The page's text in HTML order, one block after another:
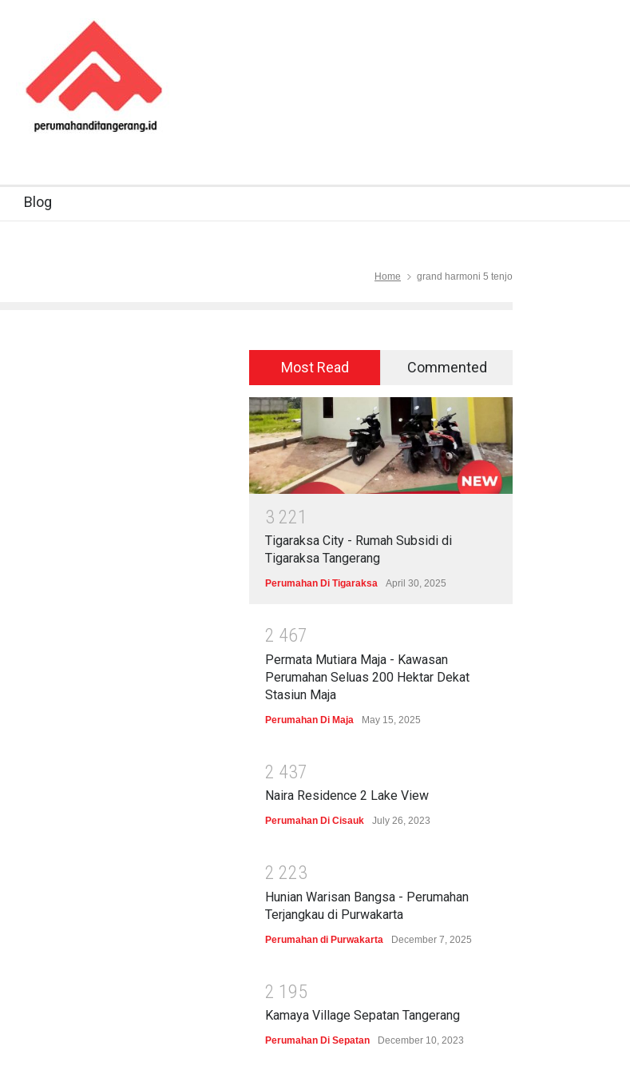
Blog
Home grand harmoni 5 tenjo
Most Read Commented
3 221
Tigaraksa City - Rumah Subsidi di
Tigaraksa Tangerang
Perumahan Di Tigaraksa April 30, 2025
2 467
Permata Mutiara Maja - Kawasan
Perumahan Seluas 200 Hektar Dekat
Stasiun Maja
Perumahan Di Maja May 15, 2025
2 437
Naira Residence 2 Lake View
Perumahan Di Cisauk July 26, 2023
2 223
Hunian Warisan Bangsa - Perumahan
Terjangkau di Purwakarta
Perumahan di Purwakarta December 7, 2025
2 1 95
Kamaya Village Sepatan Tangerang
Perumahan Di Sepatan December 10, 2023